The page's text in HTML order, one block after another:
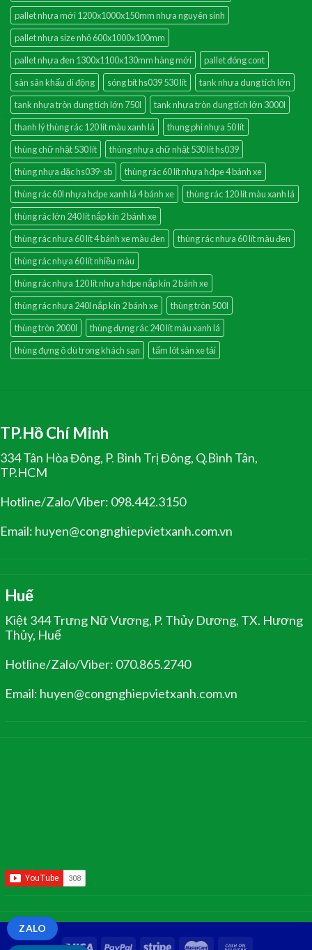
pallet nhựa mới 1200x1000x150mm nhựa nguyên sinh
pallet nhựa size nhỏ 600x1000x100mm
pallet nhựa đen 1300x1100x130mm hàng mới
pallet đóng cont
sàn sân khấu di động
sóng bít hs039 530 lít
tank nhựa dung tích lớn
tank nhựa tròn dung tích lớn 750l
tank nhựa tròn dung tích lớn 3000l
thanh lý thùng rác 120 lít màu xanh lá
thung phi nhựa 50 lít
thùng chữ nhật 530 lít
thùng nhựa chữ nhật 530 lít hs039
thùng nhựa đặc hs039-sb
thùng rác 60 lít nhựa hdpe 4 bánh xe
thùng rác 60l nhựa hdpe xanh lá 4 bánh xe
thùng rác 120 lít màu xanh lá
thùng rác lớn 240 lít nắp kín 2 bánh xe
thùng rác nhưa 60 lít 4 bánh xe màu đen
thùng rác nhưa 60 lít màu đen
thùng rác nhựa 60 lít nhiều màu
thùng rác nhựa 120 lít nhựa hdpe nắp kín 2 bánh xe
thùng rác nhựa 240l nắp kín 2 bánh xe
thùng tròn 500l
thùng tròn 2000l
thùng đựng rác 240 lít màu xanh lá
thùng đựng ô dù trong khách sạn
tấm lót sàn xe tải
TP.Hồ Chí Minh
334 Tân Hòa Đông, P. Bình Trị Đông, Q.Bình Tân,
TP.HCM
Hotline/Zalo/Viber: 098.442.3150
Email: huyen@congnghiepvietxanh.com.vn
Huế
Kiệt 344 Trưng Nữ Vương, P. Thủy Dương, TX. Hương
Thủy, Huế
Hotline/Zalo/Viber: 070.865.2740
Email: huyen@congnghiepvietxanh.com.vn
ZALO